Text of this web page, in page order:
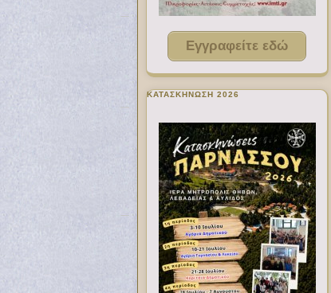
Εγγραφείτε εδώ
ΚΑΤΑΣΚΗΝΩΣΗ 2026